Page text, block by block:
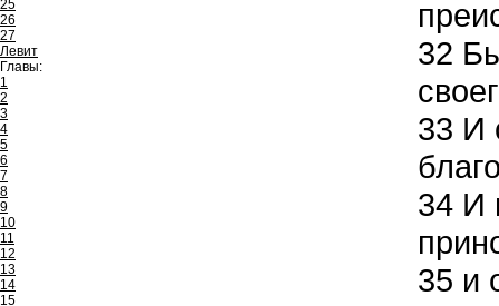
25
26
27
Левит
Главы:
1
2
3
4
5
6
7
8
9
10
11
12
13
14
15
32
33 И
34 И
35 и